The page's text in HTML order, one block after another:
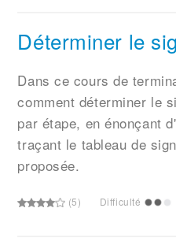
Déterminer le
Dans ce cours de
comment déterminer le
par étape, en énonçant
traçant le tableau de
proposée.
(5) Difficulté